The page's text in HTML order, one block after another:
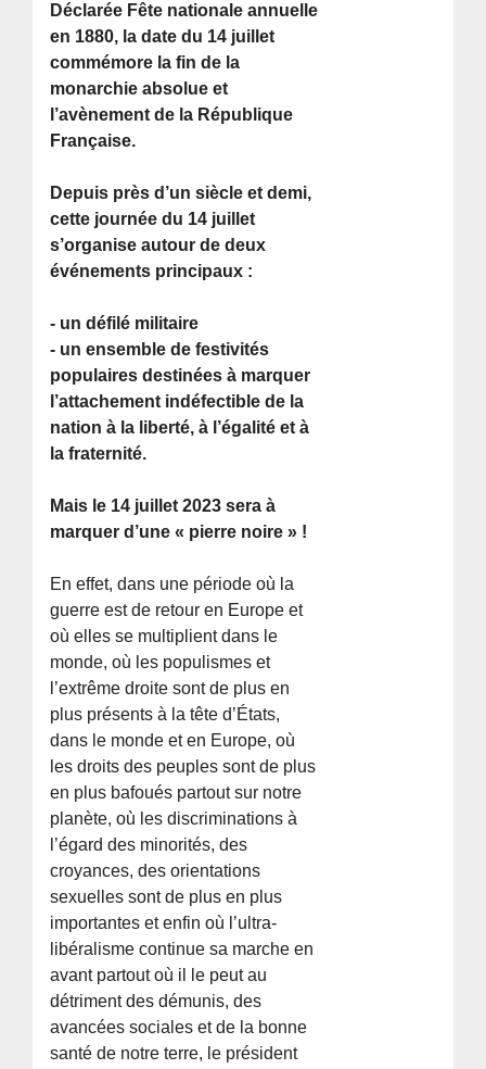
Déclarée Fête nationale annuelle
en 1880, la date du 14 juillet
commémore la fin de la
monarchie absolue et
l’avènement de la République
Française.
Depuis près d’un siècle et demi,
cette journée du 14 juillet
s’organise autour de deux
événements principaux :
- un défilé militaire
- un ensemble de festivités
populaires destinées à marquer
l’attachement indéfectible de la
nation à la liberté, à l’égalité et à
la fraternité.
Mais le 14 juillet 2023 sera à
marquer d’une « pierre noire » !
En effet, dans une période où la
guerre est de retour en Europe et
où elles se multiplient dans le
monde, où les populismes et
l’extrême droite sont de plus en
plus présents à la tête d’États,
dans le monde et en Europe, où
les droits des peuples sont de plus
en plus bafoués partout sur notre
planète, où les discriminations à
l’égard des minorités, des
croyances, des orientations
sexuelles sont de plus en plus
importantes et enfin où l’ultra-
libéralisme continue sa marche en
avant partout où il le peut au
détriment des démunis, des
avancées sociales et de la bonne
santé de notre terre, le président